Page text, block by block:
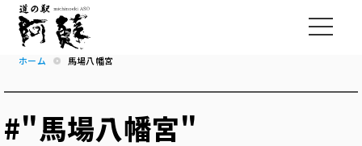
ホーム 馬場八幡宮
#"馬場八幡宮"